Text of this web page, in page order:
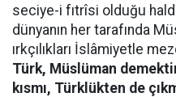
seciye-i fıtrîsi olduğu
dünyanın her tarafında
ırkçılıkları İslâmiyetle
Türk, Müslüman
kısmı, Türklükten de